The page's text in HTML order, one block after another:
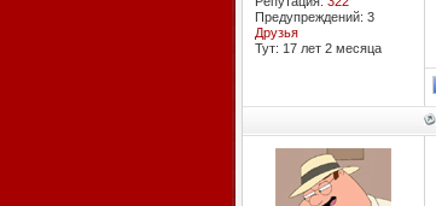
Предупреждений: 3
Друзья
Тут: 17 лет 2 месяцa